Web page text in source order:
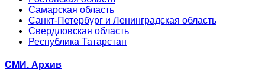
Самарская область
Санкт-Петербург и Ленинградская область
Свердловская область
Республика Татарстан
СМИ. Архив